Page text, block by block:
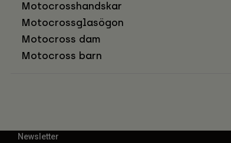
Motocrosshandskar
Motocrossglasögon
Motocross dam
Motocross barn
Newsletter